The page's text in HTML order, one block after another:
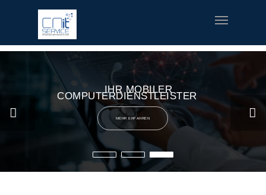
fred meyer gift card
fusion coupons build a bear printable coupon 10
rush music
special welcome coupon
IHR MOBILER
COMPUTERDIENSTLEISTER
MEHR ERFAHREN